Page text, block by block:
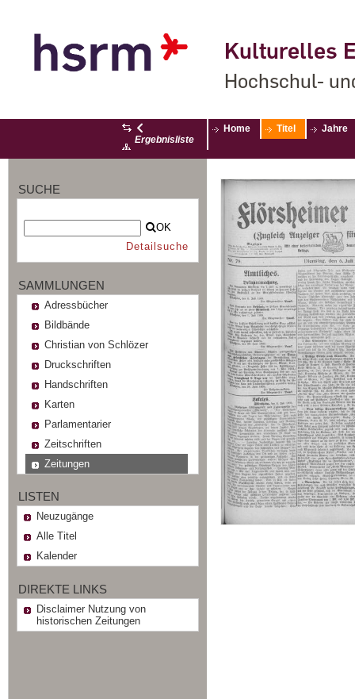
Kulturelles
Hochschul-
Ergebnisliste
Home Titel Jahre
SUCHE
OK
Detailsuche
SAMMLUNGEN
Adressbücher
Bildbände
Christian von Schlözer
Druckschriften
Handschriften
Karten
Parlamentarier
Zeitschriften
Zeitungen
LISTEN
Neuzugänge
Alle Titel
Kalender
DIREKTE LINKS
Disclaimer Nutzung von
historischen Zeitungen